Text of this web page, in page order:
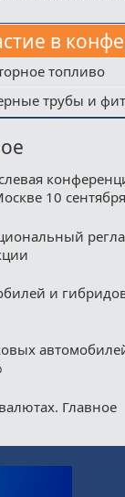
в
топливо
трубы и
10 сентября
и
Главное